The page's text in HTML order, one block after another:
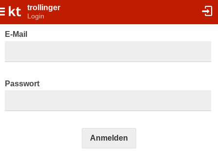
trollinger
Login
E-Mail
Passwort
Anmelden